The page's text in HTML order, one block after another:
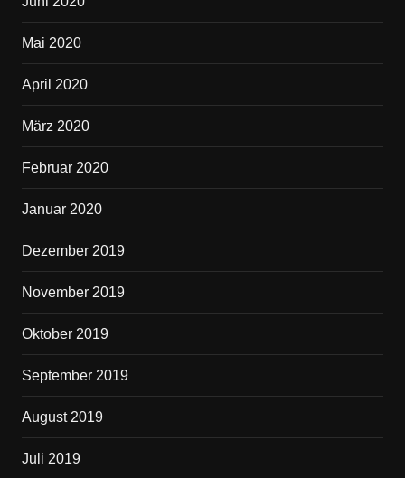
Mai 2020
April 2020
März 2020
Februar 2020
Januar 2020
Dezember 2019
November 2019
Oktober 2019
September 2019
August 2019
Juli 2019